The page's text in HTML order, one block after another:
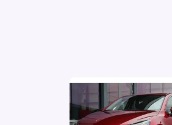
Anti doorSlip Regeling